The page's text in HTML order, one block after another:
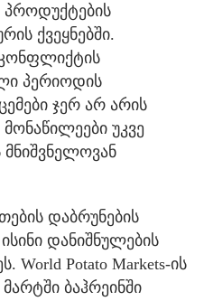
ქვეყნებში.
პერიოდის
ჯერ არ არის
უკვე
მნიშვნელოვან
დაბრუნების
დანიშნულების
World Potato Markets-ის
ბაჰრეინში